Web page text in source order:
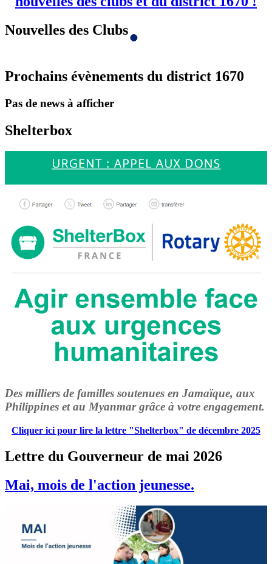
Nouvelles des Clubs
Prochains évènements du district 1670
Pas de news à afficher
Shelterbox
Des milliers de familles soutenues en Jamaïque, aux
Philippines et au Myanmar grâce à votre engagement.
Cliquer ici pour lire la lettre "Shelterbox" de décembre 2025
Lettre du Gouverneur de mai 2026
Mai, mois de l'action jeunesse.